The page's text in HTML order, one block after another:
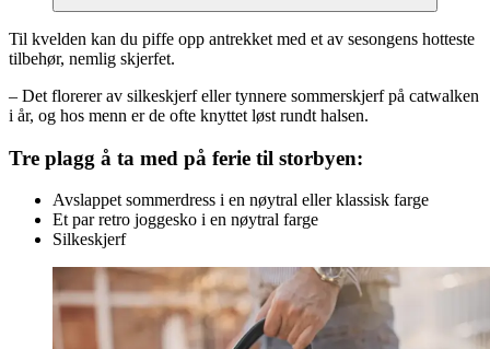
Til kvelden kan du piffe opp antrekket med et av sesongens hotteste
tilbehør, nemlig skjerfet.
– Det florerer av silkeskjerf eller tynnere sommerskjerf på catwalken
i år, og hos menn er de ofte knyttet løst rundt halsen.
Tre plagg å ta med på ferie til storbyen:
Avslappet sommerdress i en nøytral eller klassisk farge
Et par retro joggesko i en nøytral farge
Silkeskjerf